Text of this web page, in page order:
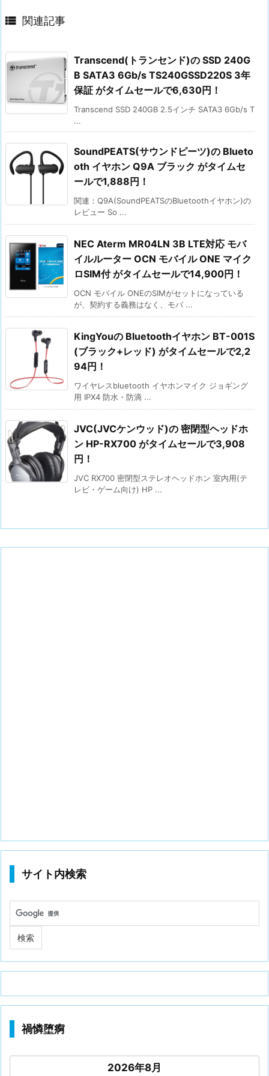
 関連記事
Transcend(トランセンド)の SSD 240G
B SATA3 6Gb/s TS240GSSD220S 3年
保証 がタイムセールで6,630円！
Transcend SSD 240GB 2.5インチ SATA3 6Gb/s T
...
SoundPEATS(サウンドピーツ)の Blueto
oth イヤホン Q9A ブラック がタイムセ
ールで1,888円！
関連：Q9A(SoundPEATSのBluetoothイヤホン)の
レビュー So ...
NEC Aterm MR04LN 3B LTE対応 モバ
イルルーター OCN モバイル ONE マイク
ロSIM付 がタイムセールで14,900円！
OCN モバイル ONEのSIMがセットになっている
が、契約する義務はなく、モバ ...
KingYouの Bluetoothイヤホン BT-001S
(ブラック+レッド) がタイムセールで2,2
94円！
ワイヤレスbluetooth イヤホンマイク ジョギング
用 IPX4 防水・防滴 ...
JVC(JVCケンウッド)の 密閉型ヘッドホ
ン HP-RX700 がタイムセールで3,908
円！
JVC RX700 密閉型ステレオヘッドホン 室内用(テ
レビ・ゲーム向け) HP ...
サイト内検索
禍憐堕痾
2026年8月